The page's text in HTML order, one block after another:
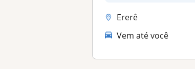
Ererê
Vem até você